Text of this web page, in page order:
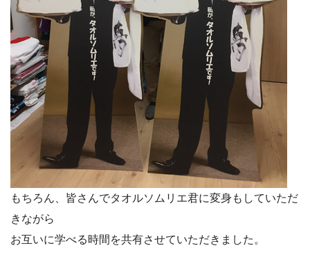
もちろん、皆さんでタオルソムリエ君に変身もしていただ
きながら
お互いに学べる時間を共有させていただきました。